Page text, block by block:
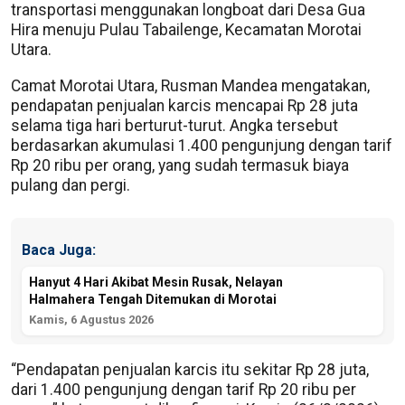
transportasi menggunakan longboat dari Desa Gua
Hira menuju Pulau Tabailenge, Kecamatan Morotai
Utara.
Camat Morotai Utara, Rusman Mandea mengatakan,
pendapatan penjualan karcis mencapai Rp 28 juta
selama tiga hari berturut-turut. Angka tersebut
berdasarkan akumulasi 1.400 pengunjung dengan tarif
Rp 20 ribu per orang, yang sudah termasuk biaya
pulang dan pergi.
Baca Juga:
Hanyut 4 Hari Akibat Mesin Rusak, Nelayan
Halmahera Tengah Ditemukan di Morotai
Kamis, 6 Agustus 2026
“Pendapatan penjualan karcis itu sekitar Rp 28 juta,
dari 1.400 pengunjung dengan tarif Rp 20 ribu per